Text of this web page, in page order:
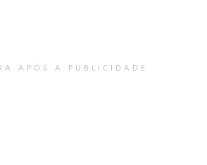
APÓS A PUBLICIDADE